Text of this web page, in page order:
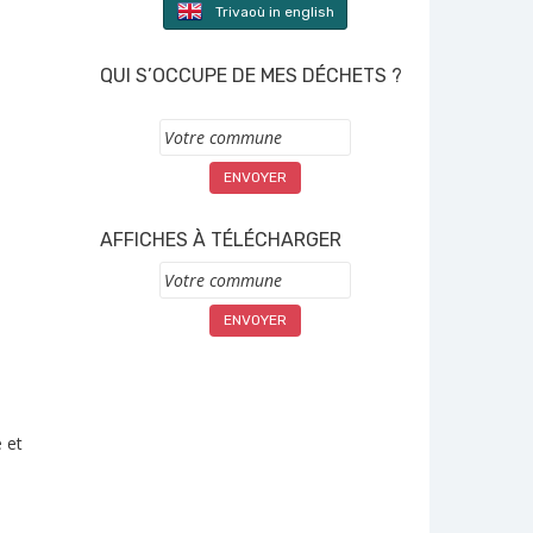
et
Trivaoù in english
QUI S’OCCUPE DE MES DÉCHETS ?
Commune
AFFICHES À TÉLÉCHARGER
Commune